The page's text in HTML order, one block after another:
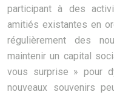
participant à des
amitiés existantes en
régulièrement des
maintenir un capital
vous surprise » pour
nouveaux souvenirs